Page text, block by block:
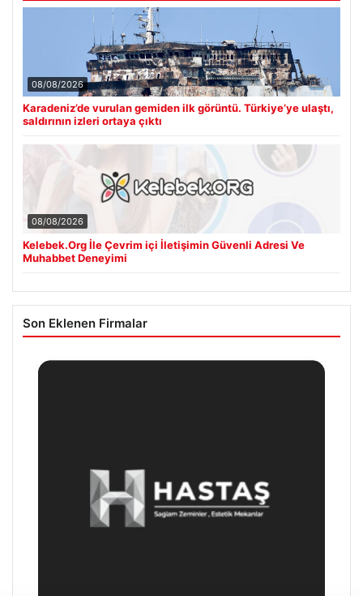
08/08/2026
Karadeniz’de vurulan gemiden ilk görüntü. Türkiye’ye ulaştı,
saldırının izleri ortaya çıktı
08/08/2026
Kelebek.Org İle Çevrim içi İletişimin Güvenli Adresi Ve
Muhabbet Deneyimi
Son Eklenen Firmalar